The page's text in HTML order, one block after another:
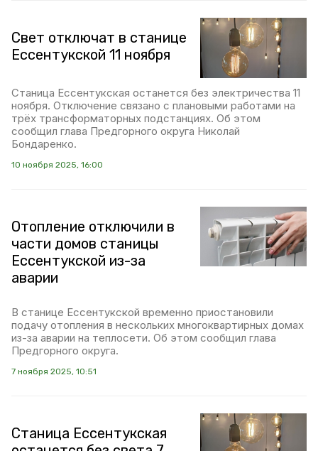
Свет отключат в станице
Ессентукской 11 ноября
Станица Ессентукская останется без электричества 11
ноября. Отключение связано с плановыми работами на
трёх трансформаторных подстанциях. Об этом
сообщил глава Предгорного округа Николай
Бондаренко.
10 ноября 2025, 16:00
Отопление отключили в
части домов станицы
Ессентукской из-за
аварии
В станице Ессентукской временно приостановили
подачу отопления в нескольких многоквартирных домах
из-за аварии на теплосети. Об этом сообщил глава
Предгорного округа.
7 ноября 2025, 10:51
Станица Ессентукская